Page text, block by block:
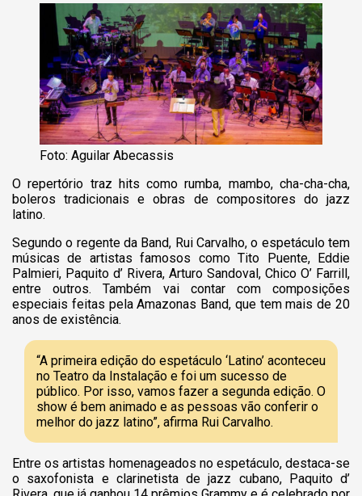
Foto: Aguilar Abecassis
O repertório traz hits como rumba, mambo, cha-cha-cha,
boleros tradicionais e obras de compositores do jazz
latino.
Segundo o regente da Band, Rui Carvalho, o espetáculo tem
músicas de artistas famosos como Tito Puente, Eddie
Palmieri, Paquito d’ Rivera, Arturo Sandoval, Chico O’ Farrill,
entre outros. Também vai contar com composições
especiais feitas pela Amazonas Band, que tem mais de 20
anos de existência.
“A primeira edição do espetáculo ‘Latino’ aconteceu
no Teatro da Instalação e foi um sucesso de
público. Por isso, vamos fazer a segunda edição. O
show é bem animado e as pessoas vão conferir o
melhor do jazz latino”, afirma Rui Carvalho.
Entre os artistas homenageados no espetáculo, destaca-se
o saxofonista e clarinetista de jazz cubano, Paquito d’